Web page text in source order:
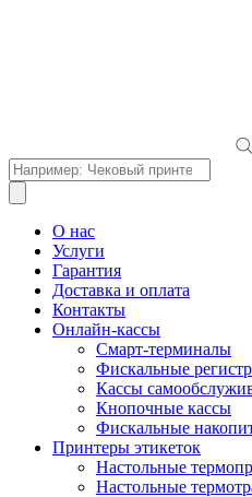
Поиск
товаров
О нас
Услуги
Гарантия
Доставка и оплата
Контакты
Онлайн-кассы
Смарт-терминалы
Фискальные
Кассы
Кнопочные кассы
Фискальные
Принтеры этикеток
Настольные
Настольные